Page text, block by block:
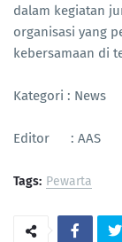
dalam kegiatan
organisasi yang
kebersamaan di
Kategori : News
Editor : AAS
Tags: Pewarta